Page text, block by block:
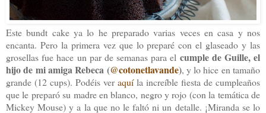
Este bundt cake ya lo he preparado varias veces en casa y nos
encanta. Pero la primera vez que lo preparé con el glaseado y las
grosellas fue hace un par de semanas para el cumple de Guille, el
hijo de mi amiga Rebeca (@cotonetlavande), y lo hice en tamaño
grande (12 cups). Podéis ver aquíla increíble fiesta de cumpleaños
que le preparó su madre en blanco, negro y rojo (con la temática de
Mickey Mouse) y a la que no le faltó ni un detalle. ¡Miranda se lo